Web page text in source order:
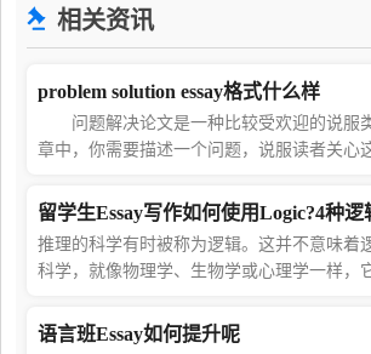
相关资讯
problem solution essay格式什么样
问题解决论文是一种比较受欢迎的说服
章中，你需要描述一个问题，说服读者关心
essay格式什么样?当想知道如何写
留学生Essay写作如何使用Logic?4种逻辑类
推理的科学有时被称为逻辑。这并不意味着
科学，就像物理学、生物学或心理学一样，
的学科。逻辑学是一门在学术机构中研
语言班Essay如何提升呢